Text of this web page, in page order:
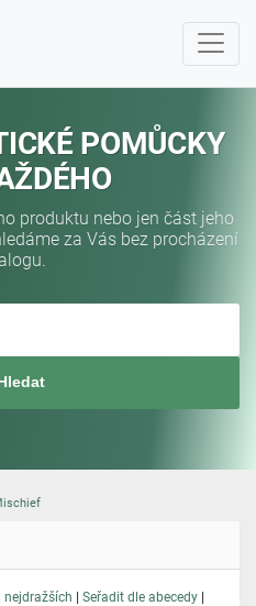
POMŮCKY
produktu nebo jen část jeho
za Vás bez procházení
Hledat
nejdražších | Seřadit dle abecedy |